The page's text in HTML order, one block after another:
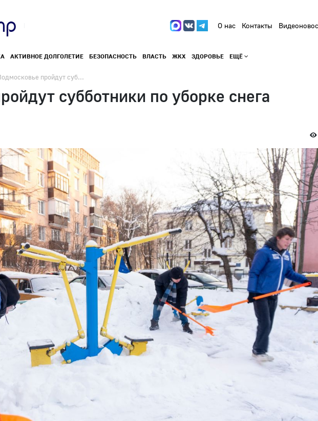
О нас Контакты
АКТИВНОЕ ДОЛГОЛЕТИЕ БЕЗОПАСНОСТЬ ВЛАСТЬ ЖКХ ЗДОРОВЬЕ ЕЩЁ
пройдут суб...
субботники по уборке снега